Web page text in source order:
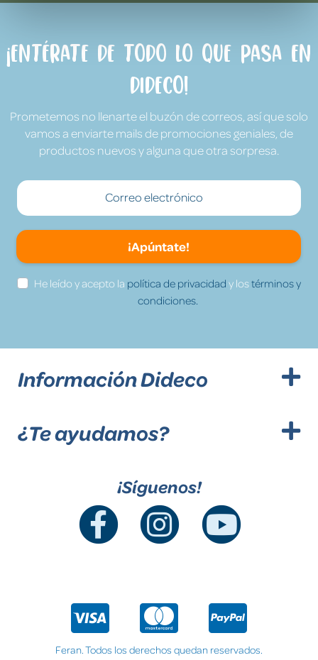
¡Entérate de todo lo que pasa en
Dideco!
Prometemos no llenarte el buzón de correos, así que solo
vamos a enviarte mails de promociones geniales, de
productos nuevos y alguna que otra sorpresa.
¡Apúntate!
He leído y acepto la política de privacidad y lostérminos y
condiciones.
Información Dideco
¿Te ayudamos?
¡Síguenos!
Feran. Todos los derechos quedan reservados.